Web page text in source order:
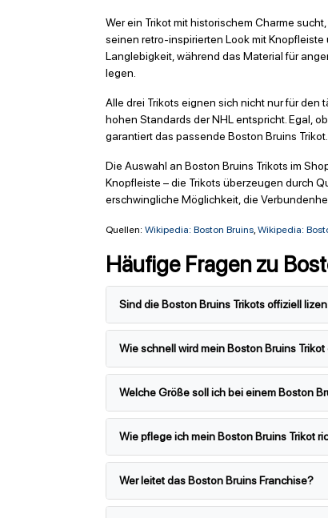
Wer ein Trikot mit historischem Charme
seinen retro-inspirierten Look mit
Langlebigkeit, während das Material für
legen.
Alle drei Trikots eignen sich nicht nur für
hohen Standards der NHL entspricht. Egal,
garantiert das passende Boston Bruins Trikot.
Die Auswahl an Boston Bruins Trikots im
Knopfleiste – die Trikots überzeugen durch
erschwingliche Möglichkeit, die
Quellen: Wikipedia: Boston Bruins Wikipedia:
Häufige Fragen zu
Sind die Boston Bruins Trikots offiziell
Wie schnell wird mein Boston Bruins
Welche Größe soll ich bei einem Boston
Wie pflege ich mein Boston Bruins Trikot
Wer leitet das Boston Bruins Franchise?